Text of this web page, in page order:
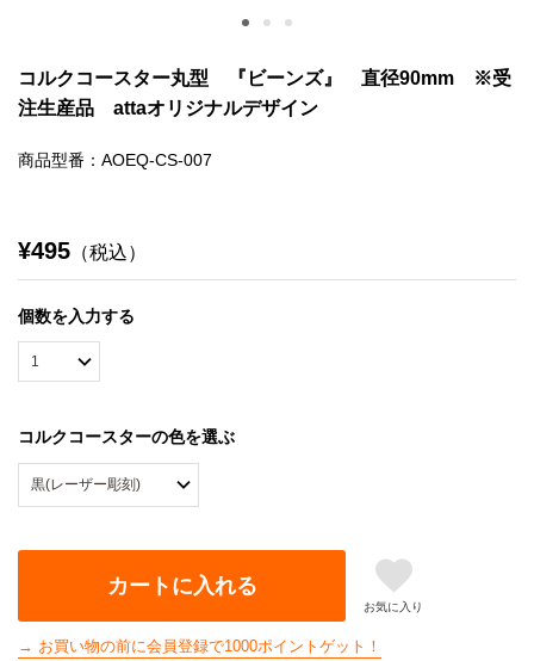
コルクコースター丸型 『ビーンズ』 直径90mm ※受
注生産品 attaオリジナルデザイン
商品型番：AOEQ-CS-007
¥495 （税込）
個数を入力する
コルクコースターの色を選ぶ
カートに入れる
お気に入り
→ お買い物の前に会員登録で1000ポイントゲット！